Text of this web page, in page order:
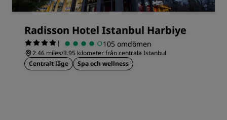
Radisson Hotel Istanbul Harbiye
| 105 omdömen
2.46 miles/3.95 kilometer från centrala Istanbul
Centralt läge
Spa och wellness